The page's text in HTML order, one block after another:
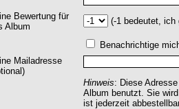
Bewertung für
Album
(-1 bedeutet, ich
Benachrichtige
Mailadresse
Hinweis: Diese
Album benutzt. Sie
ist jederzeit